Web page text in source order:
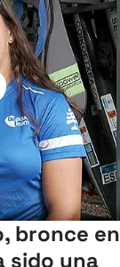
bronce en
sido una